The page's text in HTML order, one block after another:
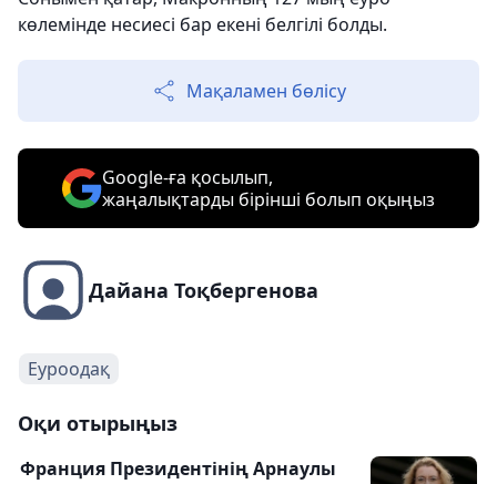
көлемінде несиесі бар екені белгілі болды.
Мақаламен бөлісу
Google-ға қосылып,
жаңалықтарды бірінші болып оқыңыз
Дайана Тоқбергенова
Еуроодақ
Оқи отырыңыз
Франция Президентінің Арнаулы